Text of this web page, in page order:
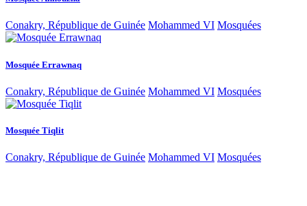
Conakry, République de Guinée Mohammed VI Mosquées
Mosquée Errawnaq
Conakry, République de Guinée Mohammed VI Mosquées
Mosquée Tiqlit
Conakry, République de Guinée Mohammed VI Mosquées